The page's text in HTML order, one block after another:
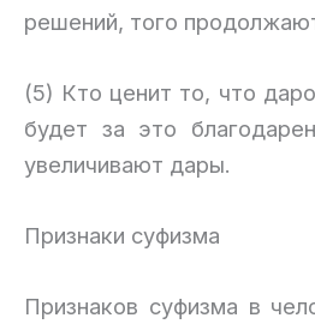
решений, того
(5) Кто ценит то, что
будет за это
увеличивают дары.
Признаки суфизма
Признаков суфизма в